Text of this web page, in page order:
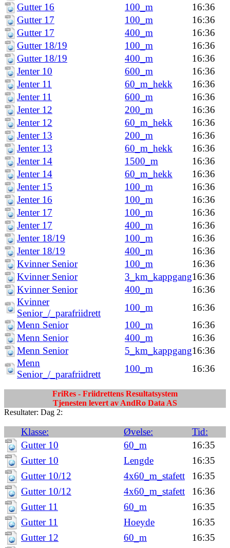
Gutter 16 100_m
16:36
Gutter 17
100_m
16:36
Gutter 17
400_m
16:36
Gutter 18/19
100_m
16:36
Gutter 18/19
400_m
16:36
Jenter 10
600_m
16:36
Jenter 11
60_m_hekk
16:36
Jenter 11
600_m
16:36
Jenter 12
200_m
16:36
Jenter 12
60_m_hekk
16:36
Jenter 13
200_m
16:36
Jenter 13
60_m_hekk
16:36
Jenter 14
1500_m
16:36
Jenter 14
60_m_hekk
16:36
Jenter 15
100_m
16:36
Jenter 16
100_m
16:36
Jenter 17
100_m
16:36
Jenter 17
400_m
16:36
Jenter 18/19
100_m
16:36
Jenter 18/19
400_m
16:36
Kvinner Senior
100_m
16:36
Kvinner Senior
3_km_kappgang16:36
Kvinner Senior
400_m
16:36
Kvinner
Senior_/_parafriidrett
100_m
16:36
Menn Senior
100_m
16:36
Menn Senior
400_m
16:36
Menn Senior
5_km_kappgang16:36
Menn
Senior_/_parafriidrett
100_m 16:36
FriRes - Friidrettens Resultatsystem
Tjenesten levert av AndRo Data AS
Resultater: Dag 2:
Klasse: Øvelse:
Tid:
Gutter 10
60_m
16:35
Gutter 10
Lengde
16:35
Gutter 10/12
4x60_m_stafett
16:35
Gutter 10/12
4x60_m_stafett
16:36
Gutter 11
60_m
16:35
Gutter 11
Hoeyde
16:35
Gutter 12
60_m
16:35